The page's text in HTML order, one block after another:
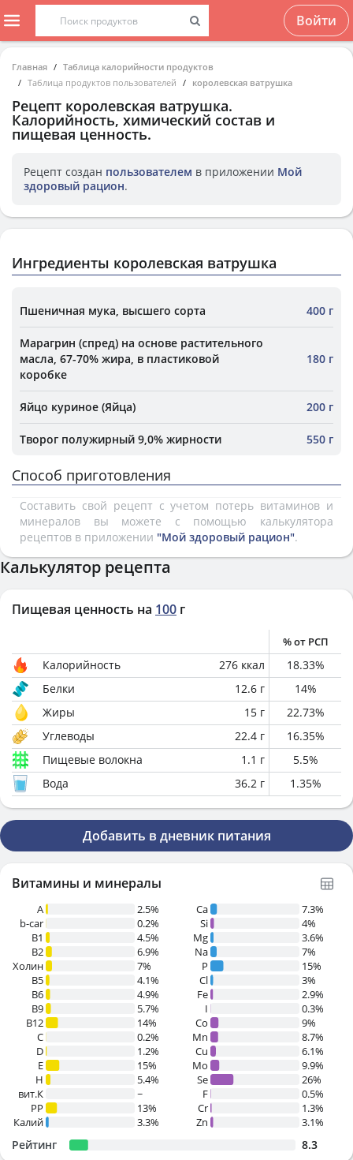
Войти
Главная
Таблица калорийности продуктов
Таблица продуктов пользователей
королевская ватрушка
Рецепт королевская ватрушка.
Калорийность, химический состав и
пищевая ценность.
Рецепт создан пользователем в приложении Мой
здоровый рацион.
Ингредиенты королевская ватрушка
Пшеничная мука, высшего сорта 400 г
Марагрин (спред) на основе растительного
масла, 67-70% жира, в пластиковой
коробке
180 г
Яйцо куриное (Яйца) 200 г
Творог полужирный 9,0% жирности 550 г
Способ приготовления
Составить свой рецепт с учетом потерь витаминов и
минералов вы можете с помощью калькулятора
рецептов в приложении "Мой здоровый рацион".
Калькулятор рецепта
Пищевая ценность на 100 г
% от РСП
Калорийность 276 ккал 18.33%
Белки
12.6 г 14%
Жиры
15 г 22.73%
Углеводы
22.4 г 16.35%
Пищевые волокна
1.1 г 5.5%
Вода
36.2 г 1.35%
Добавить в дневник питания
Витамины и минералы
A
2.5%
b-car
0.2%
В1
4.5%
B2
6.9%
Холин
7%
B5
4.1%
B6
4.9%
B9
5.7%
B12
14%
C
0.2%
D
1.2%
E
15%
H
5.4%
вит.К
~
PP
13%
Калий
3.3%
Ca
7.3%
Si
4%
Mg
3.6%
Na
7%
P
15%
Cl
3%
Fe
2.9%
I
0.3%
Co
9%
Mn
8.7%
Cu
6.1%
Mo
9.9%
Se
26%
F
0.5%
Cr
1.3%
Zn
3.1%
Рейтинг 8.3